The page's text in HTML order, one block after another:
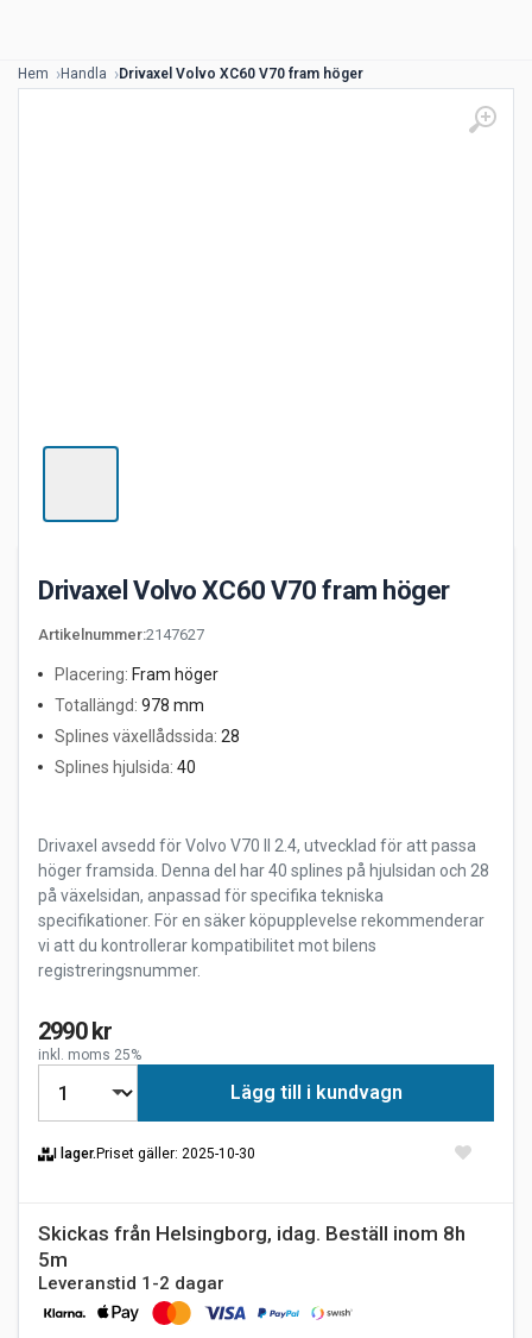
Hem Handla Drivaxel Volvo XC60 V70 fram höger
Drivaxel Volvo XC60 V70 fram höger
Artikelnummer:2147627
Placering: Fram höger
Totallängd: 978 mm
Splines växellådssida: 28
Splines hjulsida: 40
Drivaxel avsedd för Volvo V70 II 2.4, utvecklad för att passa
höger framsida. Denna del har 40 splines på hjulsidan och 28
på växelsidan, anpassad för specifika tekniska
specifikationer. För en säker köpupplevelse rekommenderar
vi att du kontrollerar kompatibilitet mot bilens
registreringsnummer.
2990 kr
inkl. moms 25%
Lägg till i kundvagn
I lager. Priset gäller: 2025-10-30
Skickas från Helsingborg, idag. Beställ inom 8h
5m
Leveranstid 1-2 dagar